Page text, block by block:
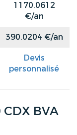
1170.0612
€/an
390.0204 €/an
Devis
personnalisé
BVA